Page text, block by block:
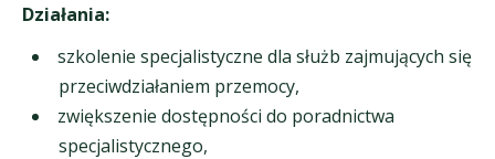
Działania:
szkolenie specjalistyczne dla służb zajmujących się
przeciwdziałaniem przemocy,
zwiększenie dostępności do poradnictwa
specjalistycznego,